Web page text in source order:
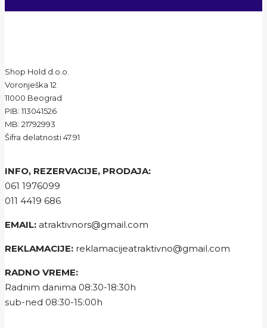
Shop Hold d.o.o.
Voronješka 12
11000 Beograd
PIB: 113041526
MB: 21792993
Šifra delatnosti 47.91
INFO, REZERVACIJE, PRODAJA:
061 1976099
011 4419 686
EMAIL: atraktivnors@gmail.com
REKLAMACIJE: reklamacijeatraktivno@gmail.com
RADNO VREME:
Radnim danima 08:30-18:30h
sub-ned 08:30-15:00h